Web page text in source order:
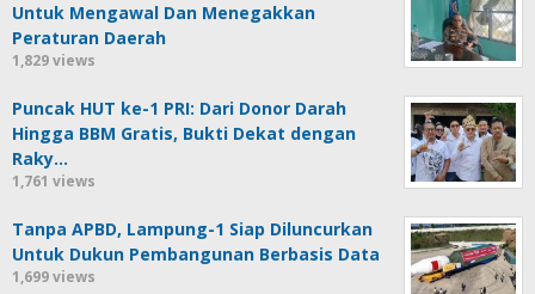
Untuk Mengawal Dan Menegakkan
Peraturan Daerah
1,829 views
Puncak HUT ke-1 PRI: Dari Donor Darah
Hingga BBM Gratis, Bukti Dekat dengan
Raky…
1,761 views
Tanpa APBD, Lampung-1 Siap Diluncurkan
Untuk Dukun Pembangunan Berbasis Data
1,699 views